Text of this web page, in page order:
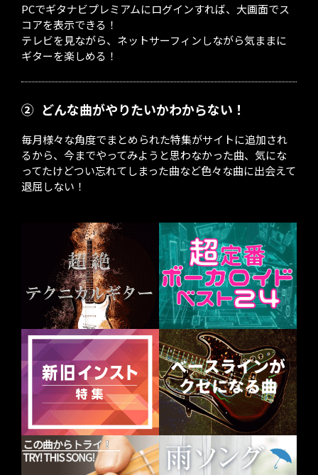
PCでギタナビプレミアムにログインすれば、大画面でス
コアを表示できる！
テレビを見ながら、ネットサーフィンしながら気ままに
ギターを楽しめる！
② どんな曲がやりたいかわからない！
毎月様々な角度でまとめられた特集がサイトに追加され
るから、今までやってみようと思わなかった曲、気にな
ってたけどつい忘れてしまった曲など色々な曲に出会えて
退屈しない！